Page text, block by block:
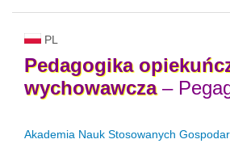
PL
Pedagogika
wychowawcza–
Akademia Nauk Stosowanych